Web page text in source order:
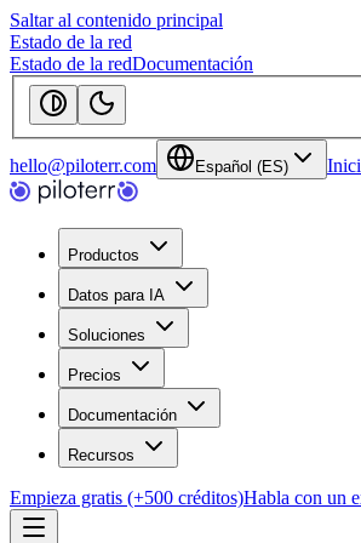
Saltar al contenido principal
Estado de la red
Estado de la redDocumentación
hello@piloterr.com Español (ES)
Productos
Datos para IA
Soluciones
Precios
Documentación
Recursos
Empieza gratis (+500 créditos)Habla con un